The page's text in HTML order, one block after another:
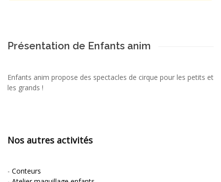
Présentation de Enfants anim
Enfants anim propose des spectacles de cirque pour les petits et
les grands !
Nos autres activités
- Conteurs